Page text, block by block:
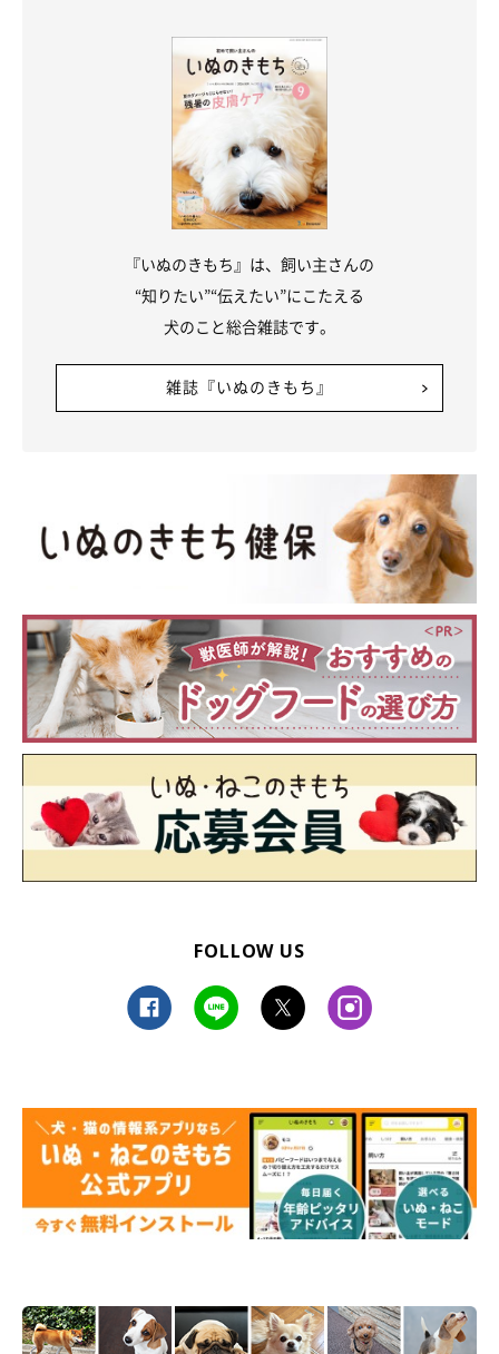
『いぬのきもち』は、飼い主さんの
“知りたい”“伝えたい”にこたえる
犬のこと総合雑誌です。
雑誌『いぬのきもち』
FOLLOW US